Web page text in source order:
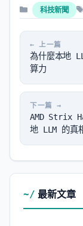
分
類
科技新聞
為什麼本地
算力
AMD Strix
地 LLM 的真
最新文章